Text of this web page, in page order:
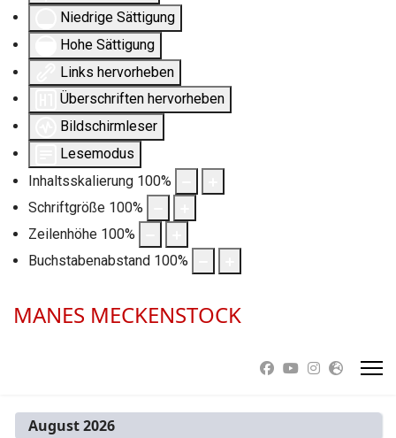
Niedrige Sättigung
Hohe Sättigung
Links hervorheben
Überschriften hervorheben
Bildschirmleser
Lesemodus
Inhaltsskalierung 100%
Schriftgröße 100%
Zeilenhöhe 100%
Buchstabenabstand 100%
MANES MECKENSTOCK
August 2026